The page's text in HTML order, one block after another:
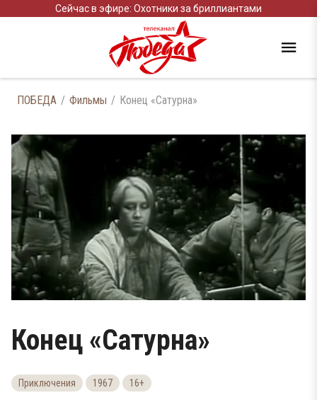
Сейчас в эфире: Охотники за бриллиантами
ПОБЕДА Фильмы Конец «Сатурна»
Конец «Сатурна»
Приключения 1967 16+